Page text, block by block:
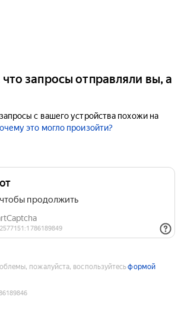
запросы отправляли вы, а
с вашего устройства похожи на
это могло произойти?
пожалуйста, воспользуйтесьформой